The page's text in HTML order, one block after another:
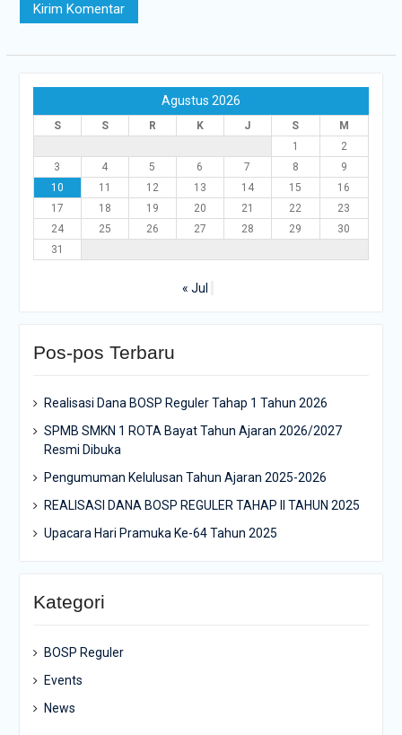
Agustus 2026
S S R K J S
M
1
2
3
4 5 6 7 8
9
10
11 12 13 14 15
16
17
18 19 20 21 22
23
24
25 26 27 28 29
30
31
« Jul
Pos-pos Terbaru
Realisasi Dana BOSP Reguler Tahap 1 Tahun 2026
SPMB SMKN 1 ROTA Bayat Tahun Ajaran 2026/2027
Resmi Dibuka
Pengumuman Kelulusan Tahun Ajaran 2025-2026
REALISASI DANA BOSP REGULER TAHAP II TAHUN 2025
Upacara Hari Pramuka Ke-64 Tahun 2025
Kategori
BOSP Reguler
Events
News